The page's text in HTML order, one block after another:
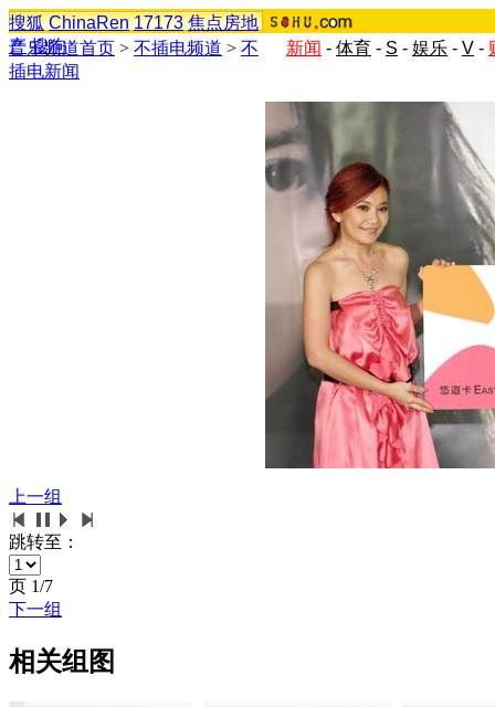
搜狐 ChinaRen 17173 焦点房地
产 搜狗 新闻 - 体育 - S - 娱乐 - V -
音乐频道首页 > 不插电频道 > 不
插电新闻
上一组
跳转至：
页 1/7
下一组
相关组图